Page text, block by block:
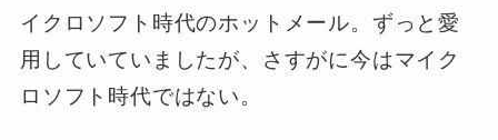
イクロソフト時代のホットメール。ずっと愛
用していていましたが、さすがに今はマイク
ロソフト時代ではない。